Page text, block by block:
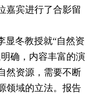
嘉宾进行了合影留
显冬教授就“自然资
确，内容丰富的演
然资源，需要不断
领域的立法。报告